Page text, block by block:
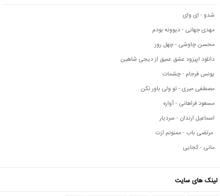
شدو - ای وای
مهدی جهانی - دیوونه بودم
محسن چاوشی - چهل روز
دانلود اپیزود عشق عمیق از دیجی شاهین
یونس فرجام - چشمات
مصطفی میری - تو ولی باور نکن
مسعود فراهانی - آواره
اسماعیل ارندان - سردیار
مرتضی باب - ممنونم ازت
مانی - کجایی
لینک های سایت